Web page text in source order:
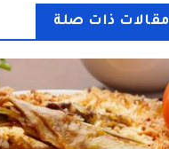
مقالات ذات صلة